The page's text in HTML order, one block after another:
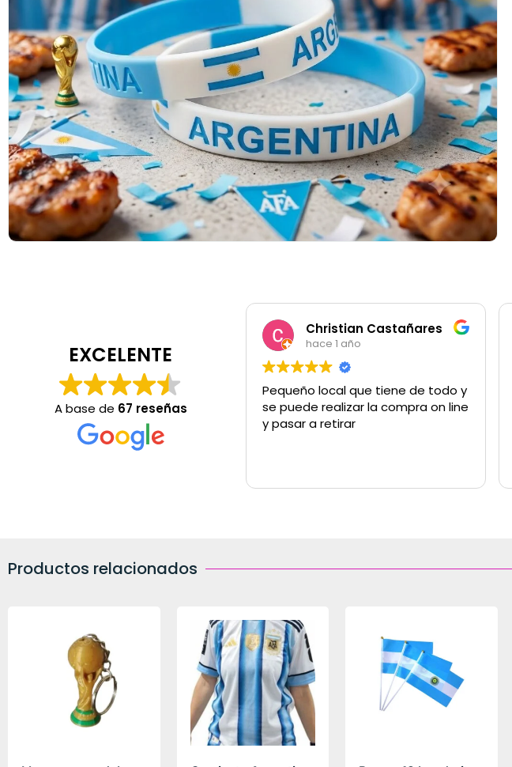
EXCELENTE
A base de 67 reseñas
Christian Castañares
hace 1 año
Pequeño local que tiene de todo y
se puede realizar la compra on line
y pasar a retirar
Productos relacionados